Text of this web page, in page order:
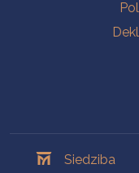
Siedziba